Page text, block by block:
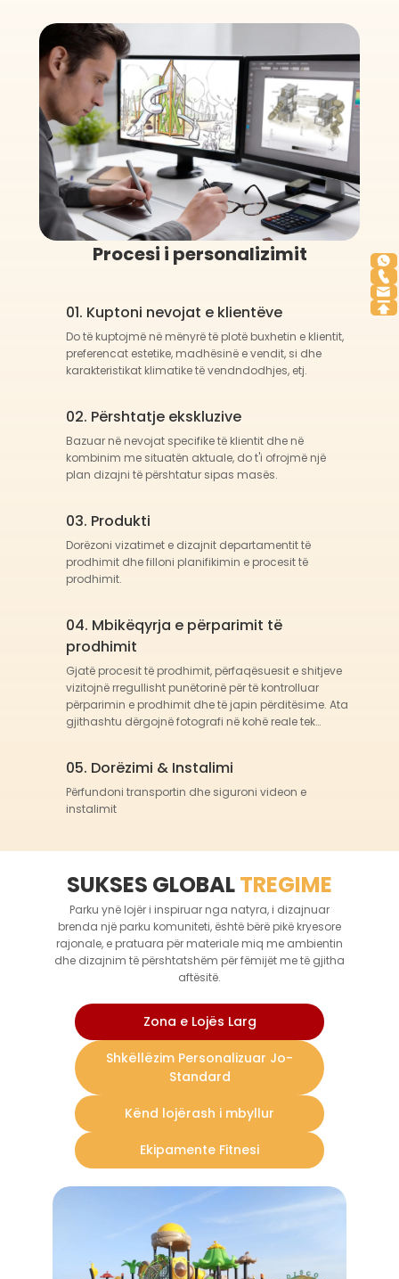
Procesi i personalizimit
01. Kuptoni nevojat e klientëve
Do të kuptojmë në mënyrë të plotë buxhetin e klientit,
preferencat estetike, madhësinë e vendit, si dhe
karakteristikat klimatike të vendndodhjes, etj.
02. Përshtatje ekskluzive
Bazuar në nevojat specifike të klientit dhe në
kombinim me situatën aktuale, do t'i ofrojmë një
plan dizajni të përshtatur sipas masës.
03. Produkti
Dorëzoni vizatimet e dizajnit departamentit të
prodhimit dhe filloni planifikimin e procesit të
prodhimit.
04. Mbikëqyrja e përparimit të
prodhimit
Gjatë procesit të prodhimit, përfaqësuesit e shitjeve
vizitojnë rregullisht punëtorinë për të kontrolluar
përparimin e prodhimit dhe të japin përditësime. Ata
gjithashtu dërgojnë fotografi në kohë reale tek
05. Dorëzimi & Instalimi
Përfundoni transportin dhe siguroni videon e
instalimit
SUKSES GLOBALTREGIME
Parku ynë lojër i inspiruar nga natyra, i dizajnuar
brenda një parku komuniteti, është bërë pikë kryesore
rajonale, e pratuara për materiale miq me ambientin
dhe dizajnim të përshtatshëm për fëmijët me të gjitha
aftësitë.
Zona e Lojës Larg
Shkëllëzim Personalizuar Jo-
Standard
Kënd lojërash i mbyllur
Ekipamente Fitnesi